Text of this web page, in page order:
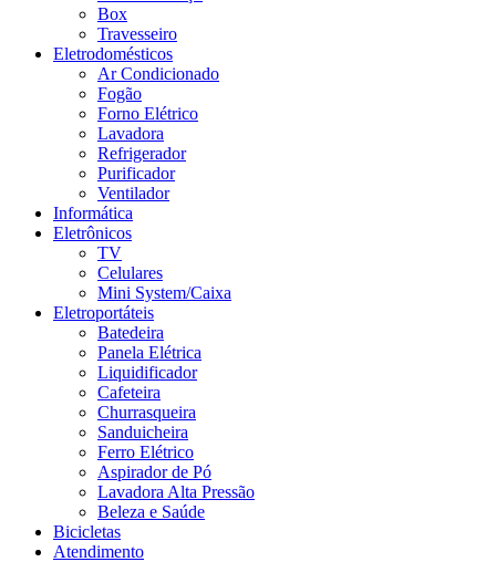
Box
Travesseiro
Eletrodomésticos
Ar Condicionado
Fogão
Forno Elétrico
Lavadora
Refrigerador
Purificador
Ventilador
Informática
Eletrônicos
TV
Celulares
Mini System/Caixa
Eletroportáteis
Batedeira
Panela Elétrica
Liquidificador
Cafeteira
Churrasqueira
Sanduicheira
Ferro Elétrico
Aspirador de Pó
Lavadora Alta Pressão
Beleza e Saúde
Bicicletas
Atendimento